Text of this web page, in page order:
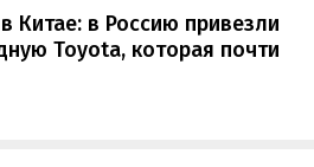
Китае: в Россию привезли
Toyota, которая почти